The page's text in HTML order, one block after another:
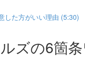
した方がいい理由 (5:30)
ズの6箇